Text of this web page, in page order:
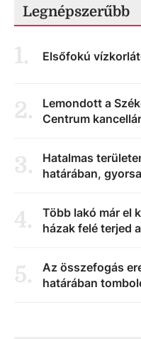
Legnépszerűbb
1. Elsőfokú
2.
Lemondott a
Centrum
3.
Hatalmas
határában,
4.
Több lakó már el
házak felé terjed
5.
Az összefogás
határában